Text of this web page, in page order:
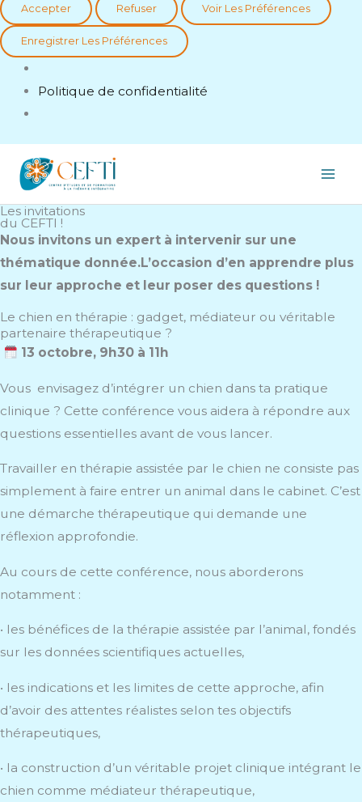
Accepter Refuser Voir Les Préférences
Enregistrer Les Préférences
Politique de confidentialité
Les invitations
du CEFTI !
Nous invitons un expert à intervenir sur une
thématique donnée.L’occasion d’en apprendre plus
sur leur approche et leur poser des questions !
Le chien en thérapie : gadget, médiateur ou véritable
partenaire thérapeutique ?
13 octobre, 9h30 à 11h
Vous envisagez d’intégrer un chien dans ta pratique
clinique ? Cette conférence vous aidera à répondre aux
questions essentielles avant de vous lancer.
Travailler en thérapie assistée par le chien ne consiste pas
simplement à faire entrer un animal dans le cabinet. C’est
une démarche thérapeutique qui demande une
réflexion approfondie.
Au cours de cette conférence, nous aborderons
notamment :
• les bénéfices de la thérapie assistée par l’animal, fondés
sur les données scientifiques actuelles,
• les indications et les limites de cette approche, afin
d’avoir des attentes réalistes selon tes objectifs
thérapeutiques,
• la construction d’un véritable projet clinique intégrant le
chien comme médiateur thérapeutique,